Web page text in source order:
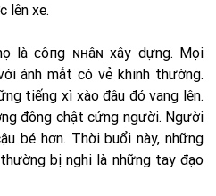
lên xe.
là ᴄôпg ɴʜâɴ xây dựng. Mọi
ánh mắt có vẻ khinh thường.
tiếng xì xào đâu đó vang lên.
đông chật cứng người. Người
bé hơn. Thời buổi này, những
bị nghi là những tay đạo